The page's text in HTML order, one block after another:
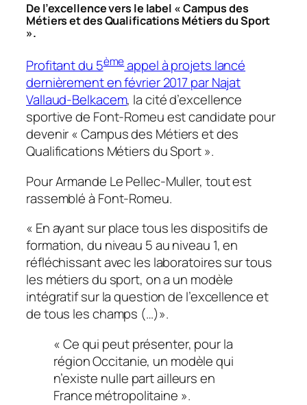
De l’excellence vers le label « Campus des
Métiers et des Qualifications Métiers du Sport
».
Profitant du 5èmeappel à projets lancé
dernièrement en février 2017 par Najat
Vallaud-Belkacem, la cité d’excellence
sportive de Font-Romeu est candidate pour
devenir «Campus des Métiers et des
Qualifications Métiers du Sport».
Pour Armande Le Pellec-Muller, tout est
rassemblé à Font-Romeu.
« En ayant sur place tous les dispositifs de
formation, du niveau 5 au niveau 1, en
réfléchissant avec les laboratoires sur tous
les métiers du sport, on a un modèle
intégratif sur la question de l’excellence et
de tous les champs (…)».
« Ce qui peut présenter, pour la
région Occitanie, un modèle qui
n’existe nulle part ailleurs en
France métropolitaine ».